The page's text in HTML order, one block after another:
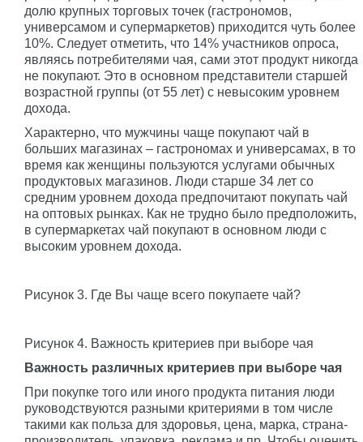
долю крупных торговых точек (гастрономов,
универсамом и супермаркетов) приходится чуть более
10%. Следует отметить, что 14% участников опроса,
являясь потребителями чая, сами этот продукт никогда
не покупают. Это в основном представители старшей
возрастной группы (от 55 лет) с невысоким уровнем
дохода.
Характерно, что мужчины чаще покупают чай в
больших магазинах – гастрономах и универсамах, в то
время как женщины пользуются услугами обычных
продуктовых магазинов. Люди старше 34 лет со
средним уровнем дохода предпочитают покупать чай
на оптовых рынках. Как не трудно было предположить,
в супермаркетах чай покупают в основном люди с
высоким уровнем дохода.
Рисунок 3. Где Вы чаще всего покупаете чай?
Рисунок 4. Важность критериев при выборе чая
Важность различных критериев при выборе чая
При покупке того или иного продукта питания люди
руководствуются разными критериями в том числе
такими как польза для здоровья, цена, марка, страна-